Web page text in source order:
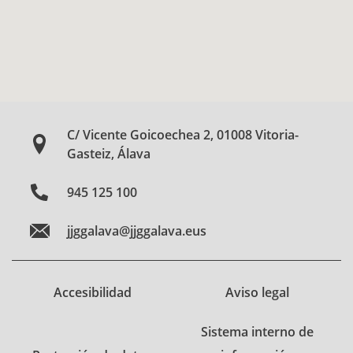
C/ Vicente Goicoechea 2, 01008 Vitoria-
Gasteiz, Álava
945 125 100
jjggalava@jjggalava.eus
Accesibilidad Aviso legal
Sistema interno de